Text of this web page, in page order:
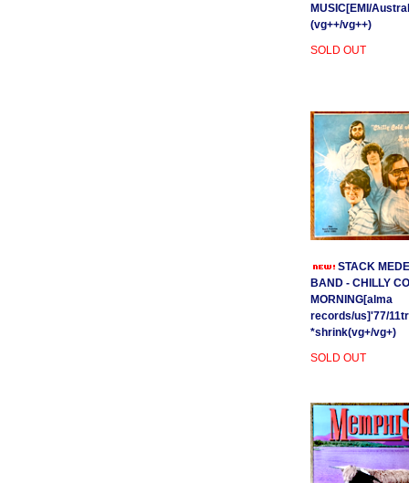
MUSIC[EMI/
(vg++/vg++)
SOLD OUT
STACK
BAND - CHILLY
MORNING[alma
records/us]'77/
*shrink(vg+/vg+)
SOLD OUT